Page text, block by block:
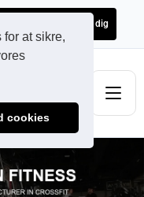
at sikre,
cookies
tilbud skræddersyet til dig